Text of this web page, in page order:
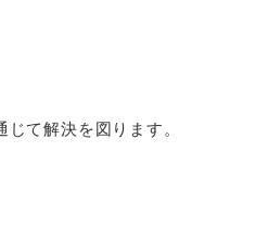
て解決を図ります。